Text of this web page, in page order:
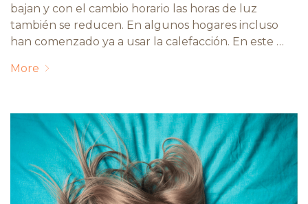
bajan y con el cambio horario las horas de luz
también se reducen. En algunos hogares incluso
han comenzado ya a usar la calefacción. En este …
More